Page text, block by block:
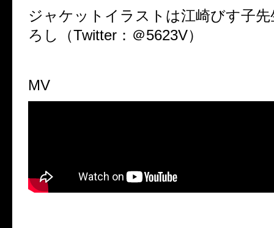
ジャケットイラストは江崎びす子
ろし（Twitter：＠5623V）
MV